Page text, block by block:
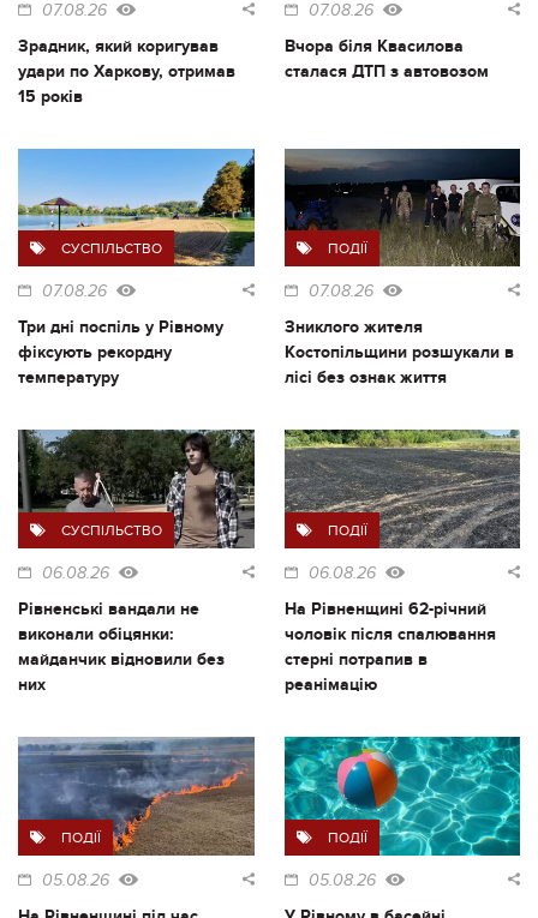
07.08.26
Зрадник, який коригував
удари по Харкову, отримав
15 років
07.08.26
Вчора біля Квасилова
сталася ДТП з автовозом
СУСПІЛЬСТВО
07.08.26
Три дні поспіль у Рівному
фіксують рекордну
температуру
ПОДІЇ
07.08.26
Зниклого жителя
Костопільщини розшукали в
лісі без ознак життя
СУСПІЛЬСТВО
06.08.26
Рівненські вандали не
виконали обіцянки:
майданчик відновили без
них
ПОДІЇ
06.08.26
На Рівненщині 62-річний
чоловік після спалювання
стерні потрапив в
реанімацію
ПОДІЇ
05.08.26
ПОДІЇ
05.08.26